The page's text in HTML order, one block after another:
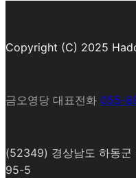
Copyright (C) 2025
금오영당 대표전화 055-
(52349) 경상남도 하동군
95-5